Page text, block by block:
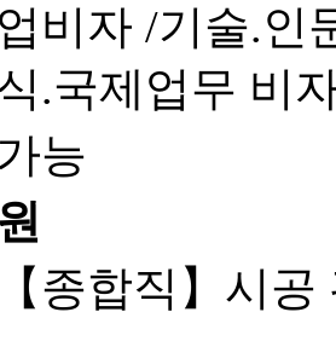
비자 /기술.인
.국제업무 비
능
종합직】시공